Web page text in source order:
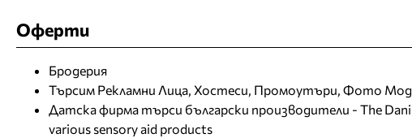
Оферти
Бродерия
Търсим Рекламни Лица, Хостеси, Промоутъри, Фото
Датска фирма търси български производители - The
various sensory aid products